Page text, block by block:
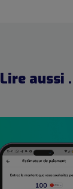
Lire aussi .